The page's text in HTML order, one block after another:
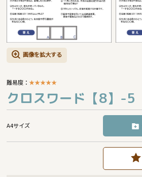
画像を拡大する
難易度：★★★★★
クロスワード【8】-5
A4サイズ